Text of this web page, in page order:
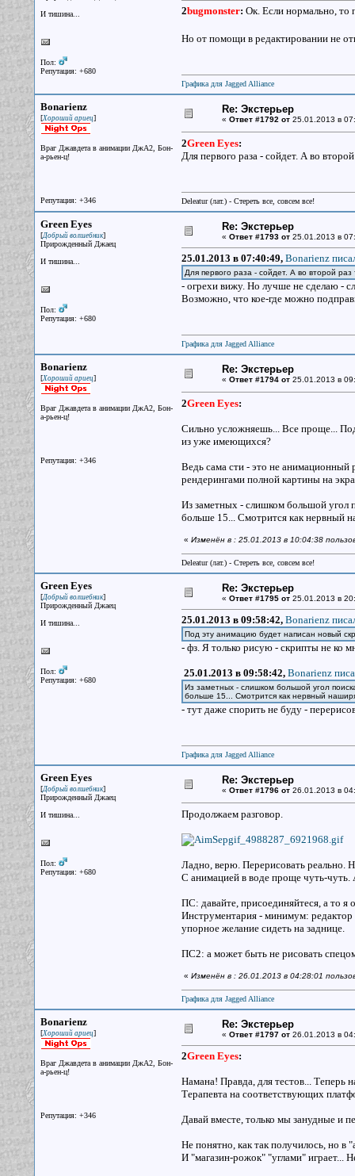
И тишина...
Пол:
Репутация: +680
2bugmonster: Ок. Если нормально, то
Но от помощи в редактировании не
Графика для Jagged Alliance
Bonarienz
[Хороший ариец]
Враг Джавдета в анимации ДжА2, Бон-
а-рьен-ц!
Репутация: +346
Re: Экстерьер
« Ответ #1792 от25.01.2013 в
2Green Eyes:
Для первого раза - сойдет. А во
Deleatur (лат.) - Стереть все, совсем все!
Green Eyes
[Добрый волшебник]
Прирожденный Джаец
И тишина...
Пол:
Репутация: +680
Re: Экстерьер
« Ответ #1793 от25.01.2013 в
25.01.2013 в 07:40:49, Bonarienz
Для первого раза - сойдет. А во второй
- огрехи вижу. Но лучше не сделаю -
Возможно, что кое-где можно
Графика для Jagged Alliance
Bonarienz
[Хороший ариец]
Враг Джавдета в анимации ДжА2, Бон-
а-рьен-ц!
Репутация: +346
Re: Экстерьер
« Ответ #1794 от25.01.2013 в
2Green Eyes:
Сильно усложняешь... Все проще...
из уже имеющихся?
Ведь сама сти - это не анимационный
рендерингами полной картины на
Из заметных - слишком большой угол
больше 15... Смотрится как нервный
« Изменён в : 25.01.2013 в 10:04:38
Deleatur (лат.) - Стереть все, совсем все!
Green Eyes
[Добрый волшебник]
Прирожденный Джаец
И тишина...
Пол:
Репутация: +680
Re: Экстерьер
« Ответ #1795 от25.01.2013 в
25.01.2013 в 09:58:42, Bonarienz
Под эту анимацию будет написан новый
- фз. Я только рисую - скрипты не ко
25.01.2013 в 09:58:42, Bonarienz
Из заметных - слишком большой угол
больше 15... Смотрится как нервный
- тут даже спорить не буду -
Графика для Jagged Alliance
Green Eyes
[Добрый волшебник]
Прирожденный Джаец
И тишина...
Пол:
Репутация: +680
Re: Экстерьер
« Ответ #1796 от26.01.2013 в
Продолжаем разговор.
Ладно, верю. Перерисовать реально.
С анимацией в воде проще чуть-чуть.
ПС: давайте, присоединяйтеся, а то я
Инструментария - минимум:
упорное желание сидеть на заднице.
ПС2: а может быть не рисовать
« Изменён в : 26.01.2013 в 04:28:01
Графика для Jagged Alliance
Bonarienz
[Хороший ариец]
Враг Джавдета в анимации ДжА2, Бон-
а-рьен-ц!
Репутация: +346
Re: Экстерьер
« Ответ #1797 от26.01.2013 в
2Green Eyes:
Намана! Правда, для тестов... Теперь
Терапевта на соответствующих
Давай вместе, только мы занудные и
Не понятно, как так получилось, но в
И "магазин-рожок" "углами" играет...